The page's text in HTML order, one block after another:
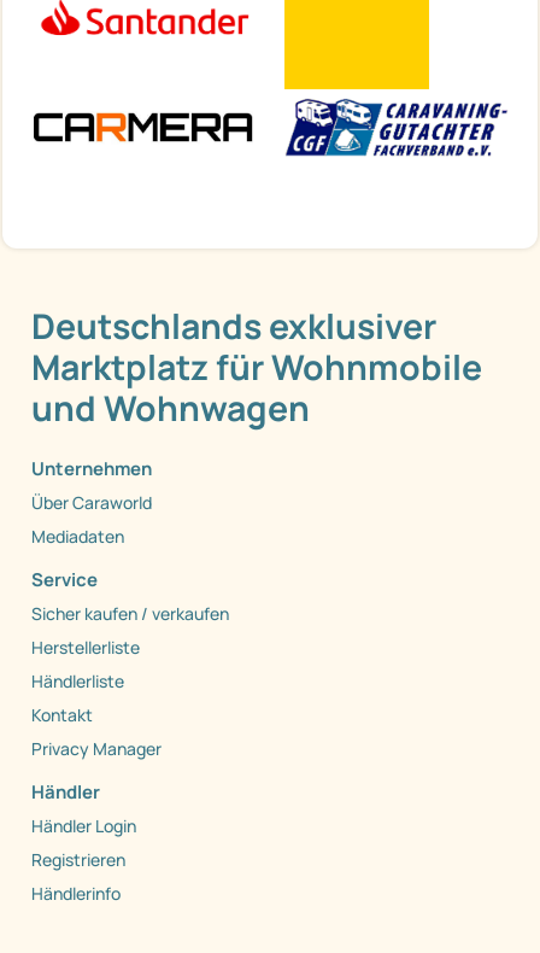
Deutschlands exklusiver
Marktplatz für Wohnmobile
und Wohnwagen
Unternehmen
Über Caraworld
Mediadaten
Service
Sicher kaufen / verkaufen
Herstellerliste
Händlerliste
Kontakt
Privacy Manager
Händler
Händler Login
Registrieren
Händlerinfo